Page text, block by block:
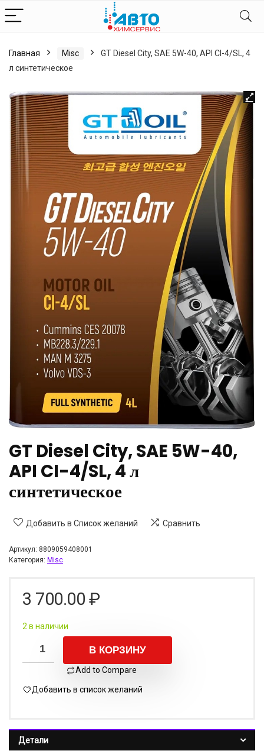
Главная Misc
GT Diesel City, SAE 5W-40, API CI-4/SL, 4
л синтетическое
GT Diesel City, SAE 5W-40,
API CI-4/SL, 4 л
синтетическое
Добавить в Список желаний Сравнить
Артикул: 8809059408001
Категория: Misc
3 700.00 ₽
2 в наличии
В КОРЗИНУ
Add to Compare
Добавить в список желаний
Детали